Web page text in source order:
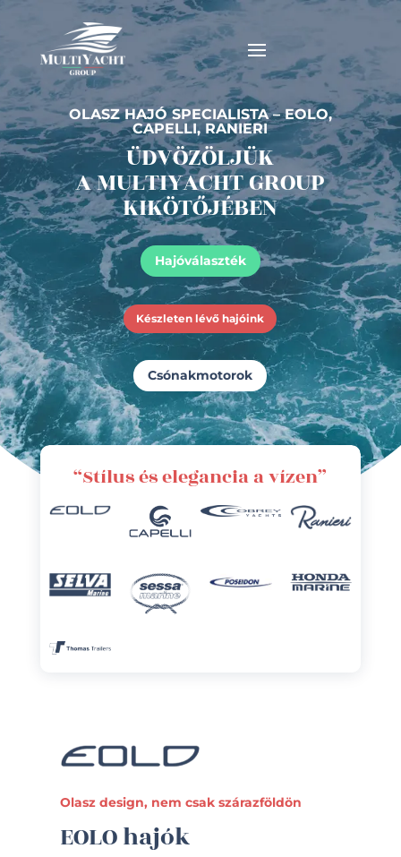
OLASZ HAJÓ SPECIALISTA – EOLO,
CAPELLI, RANIERI
ÜDVÖZÖLJÜK
A MULTIYACHT GROUP
KIKÖTŐJÉBEN
Hajóválaszték
Készleten lévő hajóink
Csónakmotorok
“Stílus és elegancia a vízen”
Olasz design, nem csak szárazföldön
EOLO hajók